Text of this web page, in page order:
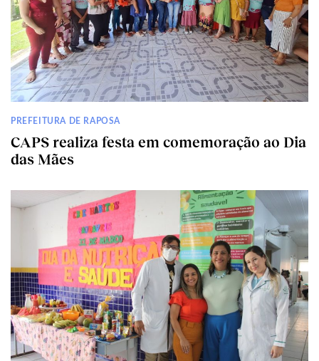
PREFEITURA DE RAPOSA
CAPS realiza festa em comemoração ao Dia
das Mães